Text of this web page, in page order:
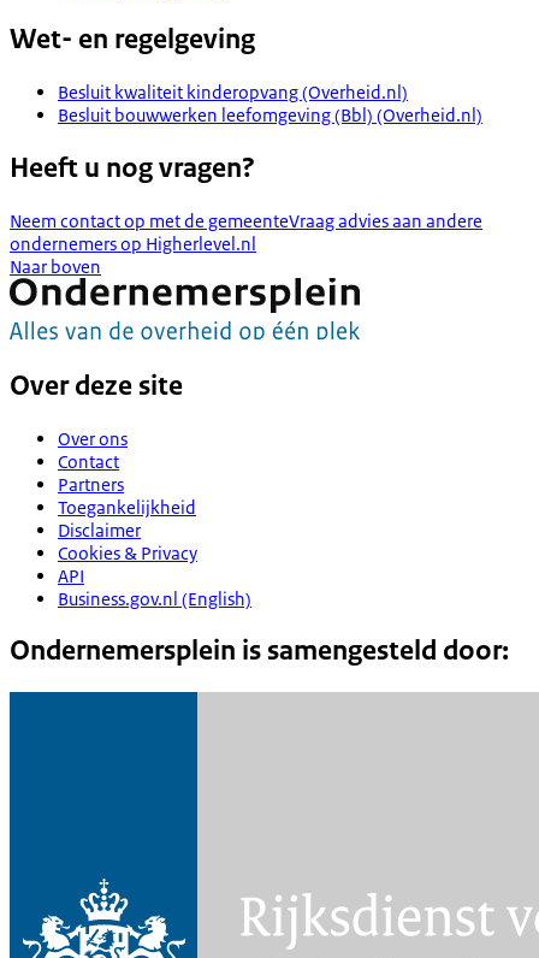
Wet- en regelgeving
Besluit kwaliteit kinderopvang (Overheid.nl)
Besluit bouwwerken leefomgeving (Bbl) (Overheid.nl)
Heeft u nog vragen?
Neem contact op met de gemeenteVraag advies aan andere
ondernemers op Higherlevel.nl
Naar boven
Over deze site
Over ons
Contact
Partners
Toegankelijkheid
Disclaimer
Cookies & Privacy
API
Business.gov.nl (English)
Ondernemersplein is samengesteld door: